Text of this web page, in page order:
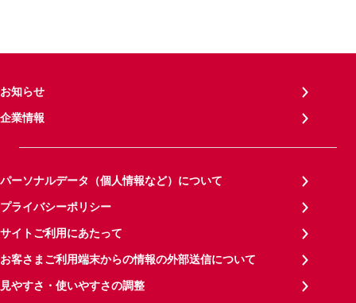
お知らせ
企業情報
パーソナルデータ（個人情報など）について
プライバシーポリシー
サイトご利用にあたって
お客さまご利用端末からの情報の外部送信について
見やすさ・使いやすさの調整